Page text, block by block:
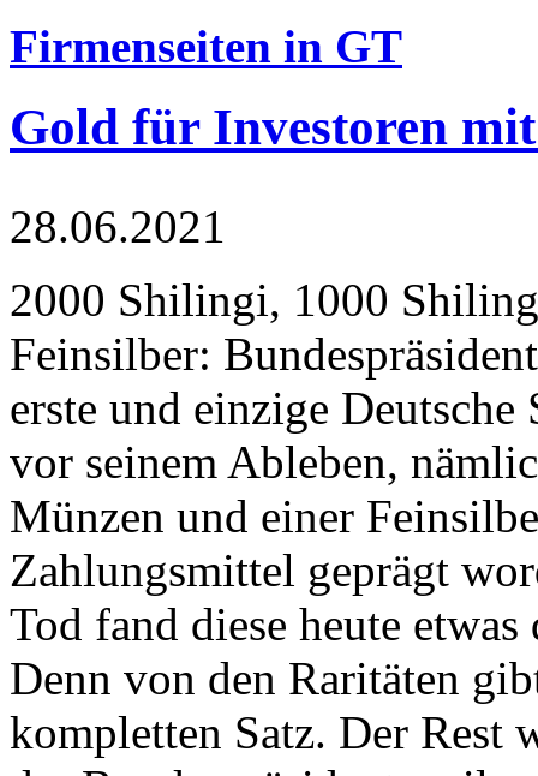
Firmenseiten in GT
Gold für Investoren
28.06.2021
2000 Shilingi, 1000
Feinsilber:
erste und einzige Deutsche
vor seinem Ableben,
Münzen und einer
Zahlungsmittel geprägt
Tod fand diese heute
Denn von den Raritäten
kompletten Satz. Der Rest